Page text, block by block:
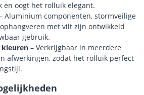
en oogt het rolluik elegant.
Aluminium componenten, stormveilige
met vilt zijn ontwikkeld
gebruik.
kleuren – Verkrijgbaar in meerdere
afwerkingen, zodat het rolluik perfect